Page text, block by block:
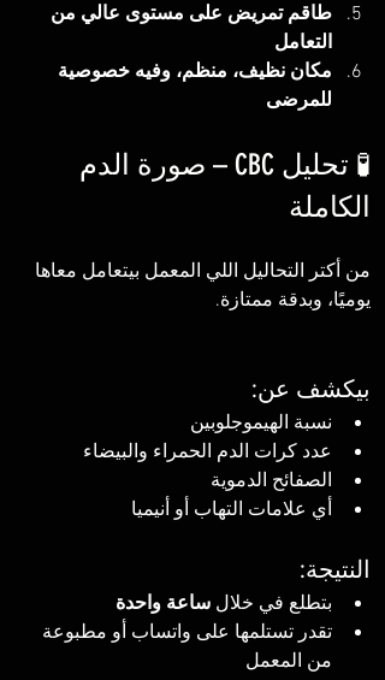
طاقم تمريض على مستوى عالي من
التعامل
مكان نظيف، منظم، وفيه خصوصية
للمرضى
🧪 تحليل CBC – صورة الدم
الكاملة
من أكتر التحاليل اللي المعمل بيتعامل معاها
يوميًا، وبدقة ممتازة.
بيكشف عن:
نسبة الهيموجلوبين
عدد كرات الدم الحمراء والبيضاء
الصفائح الدموية
أي علامات التهاب أو أنيميا
النتيجة:
بتطلع في خلال ساعة واحدة
تقدر تستلمها على واتساب أو مطبوعة
من المعمل